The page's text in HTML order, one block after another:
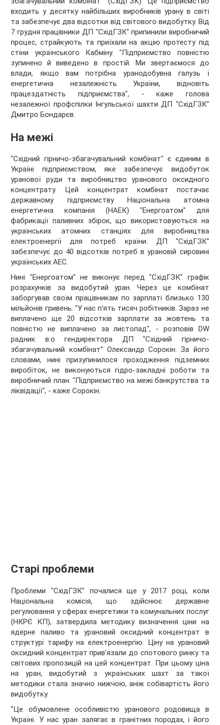
входить у десятку найбільших виробників урану в світі
та забезпечує два відсотки від світового видобутку. Від
7 грудня працівники ДП "СхідГЗК" припинили виробничий
процес, страйкують та приїхали на акцію протесту під
стіни українського Кабміну. "Підприємство повністю
зупинено й виведено в простій. Ми звертаємося до
влади, якщо вам потрібна уранодобувна галузь і
енергетична незалежність України, відновіть
працездатність підприємства", - каже голова
незалежної профспілки Інгульської шахти ДП "СхідГЗК"
Дмитро Бондарєв.
На межі
"Східний гірничо-збагачувальний комбінат" є єдиним в
Україні підприємством, яке забезпечує видобуток
уранової руди та виробництво уранового оксидного
концентрату. Цей концентрат комбінат постачає
державному підприємству Національна атомна
енергетична компанія (НАЕК) "Енергоатом" для
фабрикації паливних збірок, що використовуються на
українських атомних станціях для виробництва
електроенергії для потреб країни. ДП "СхідГЗК"
забезпечує до 40 відсотків потреб в урановій сировині
українських АЕС.
Нині "Енергоатом" не виконує перед "СхідГЗК" графік
розрахунків за видобутий уран. Через це комбінат
заборгував своїм працівникам по зарплаті близько 130
мільйонів гривень. "У нас п'ять тисяч робітників. Зараз не
виплачено ще 20 відсотків зарплати за жовтень та
повністю не виплачено за листопад", - розповів DW
радник в.о гендиректора ДП "Східний гірничо-
збагачувальний комбінат" Олександр Сорокін. За його
словами, нині призупинилося проходження підземних
виробіток, не виконуються гідро-закладні роботи та
виробничий план. "Підприємство на межі банкрутства та
ліквідації", - каже Сорокін.
Старі проблеми
Проблеми "СхідГЗК" почалися ще у 2017 році, коли
Національна комісія, що здійснює державне
регулювання у сферах енергетики та комунальних послуг
(НКРЄ КП), затвердила методику визначення ціни на
ядерне паливо та урановий оксидний концентрат в
структурі тарифу на електроенергію. Ціну на урановий
оксидний концентрат прив'язали до спотового ринку та
світових пропозицій на цей концентрат. При цьому ціна
на уран, видобутий з українських шахт за такої
методики стала значно нижчою, аніж собівартість його
видобутку.
"Це обумовлене особливістю уранового родовища в
Україні. У нас уран залягає в гранітних породах, і його